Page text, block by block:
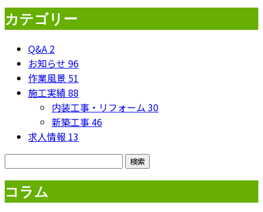
カテゴリー
Q&A 2
お知らせ 96
作業風景 51
施工実績88
内装工事・リフォーム 30
新築工事46
求人情報 13
コラム